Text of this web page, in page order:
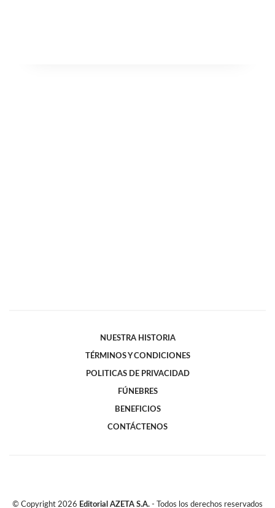
NUESTRA HISTORIA
TÉRMINOS Y CONDICIONES
POLITICAS DE PRIVACIDAD
FÚNEBRES
BENEFICIOS
CONTÁCTENOS
© Copyright 2026 Editorial AZETA S.A. - Todos los derechos reservados